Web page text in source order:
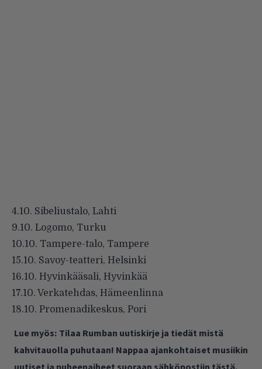
4.10. Sibeliustalo, Lahti
9.10. Logomo, Turku
10.10. Tampere-talo, Tampere
15.10. Savoy-teatteri, Helsinki
16.10. Hyvinkääsali, Hyvinkää
17.10. Verkatehdas, Hämeenlinna
18.10. Promenadikeskus, Pori
Lue myös: Tilaa Rumban uutiskirje ja tiedät mistä
kahvitauolla puhutaan! Nappaa ajankohtaiset musiikin
uutiset ja puheenaiheet suoraan sähköpostiin tästä.